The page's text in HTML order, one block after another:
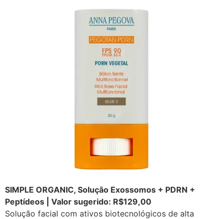
SIMPLE ORGANIC, Solução Exossomos + PDRN +
Peptídeos | Valor sugerido: R$129,00
Solução facial com ativos biotecnológicos de alta